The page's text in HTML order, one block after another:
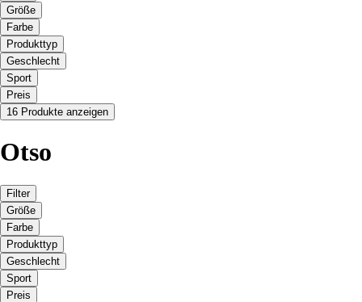
Größe
Farbe
Produkttyp
Geschlecht
Sport
Preis
16 Produkte anzeigen
Otso
Filter
Größe
Farbe
Produkttyp
Geschlecht
Sport
Preis